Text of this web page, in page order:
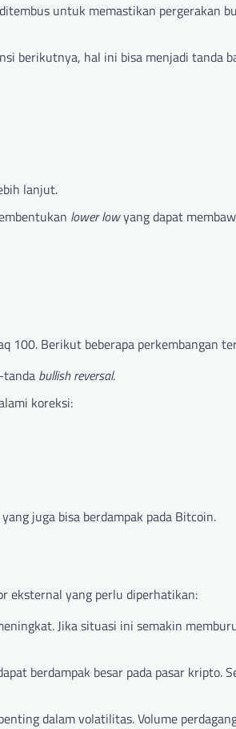
untuk memastikan pergerakan
berikutnya, hal ini bisa menjadi tanda
lanjut.
lower lowyang dapat
100. Berikut beberapa perkembangan
bullish reversal.
koreksi:
juga bisa berdampak pada Bitcoin.
eksternal yang perlu diperhatikan:
Jika situasi ini semakin
berdampak besar pada pasar kripto.
dalam volatilitas. Volume